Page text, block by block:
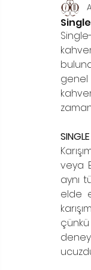
kafe,
Söz, Kız
veya
aynı
elde